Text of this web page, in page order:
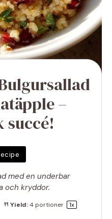
–
succé!
med en underbar
och kryddor.
Yield:4portioner 1x